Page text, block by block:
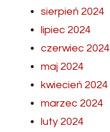
sierpień 2024
lipiec 2024
czerwiec 2024
maj 2024
kwiecień 2024
marzec 2024
luty 2024